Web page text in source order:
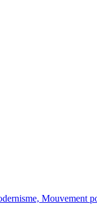
Mouvement